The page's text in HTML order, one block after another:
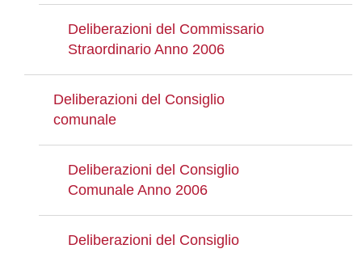
Deliberazioni del Commissario
Straordinario Anno 2006
Deliberazioni del Consiglio
comunale
Deliberazioni del Consiglio
Comunale Anno 2006
Deliberazioni del Consiglio